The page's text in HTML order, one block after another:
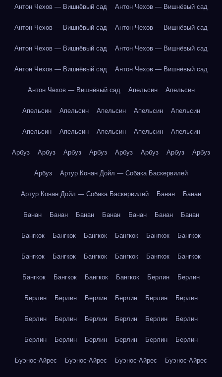
Антон Чехов — Вишнёвый сад Антон Чехов — Вишнёвый сад
Антон Чехов — Вишнёвый сад Антон Чехов — Вишнёвый сад
Антон Чехов — Вишнёвый сад Антон Чехов — Вишнёвый сад
Антон Чехов — Вишнёвый сад Антон Чехов — Вишнёвый сад
Антон Чехов — Вишнёвый сад Апельсин Апельсин
Апельсин Апельсин Апельсин Апельсин Апельсин
Апельсин Апельсин Апельсин Апельсин Апельсин
Арбуз Арбуз Арбуз Арбуз Арбуз Арбуз Арбуз Арбуз
Арбуз Артур Конан Дойл — Собака Баскервилей
Артур Конан Дойл — Собака Баскервилей Банан Банан
Банан Банан Банан Банан Банан Банан Банан
Бангкок Бангкок Бангкок Бангкок Бангкок Бангкок
Бангкок Бангкок Бангкок Бангкок Бангкок Бангкок
Бангкок Бангкок Бангкок Бангкок Берлин Берлин
Берлин Берлин Берлин Берлин Берлин Берлин
Берлин Берлин Берлин Берлин Берлин Берлин
Берлин Берлин Берлин Берлин Берлин Берлин
Буэнос-Айрес Буэнос-Айрес Буэнос-Айрес Буэнос-Айрес